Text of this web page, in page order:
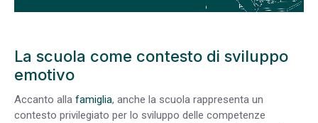
La scuola come contesto di sviluppo
emotivo
Accanto alla famiglia, anche la scuola rappresenta un
contesto privilegiato per lo sviluppo delle competenze